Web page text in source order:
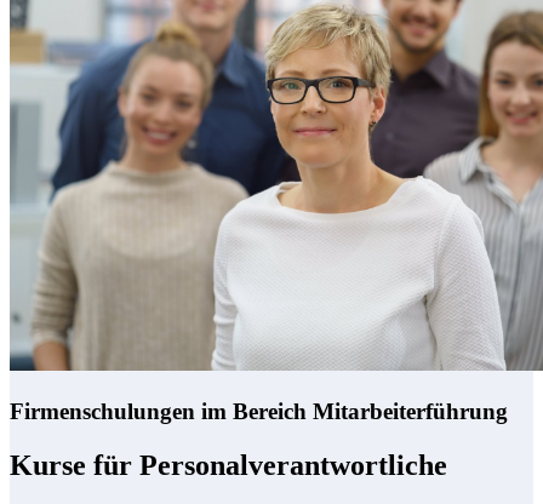
Firmenschulungen im Bereich Mitarbeiterführung
Kurse für Personalverantwortliche